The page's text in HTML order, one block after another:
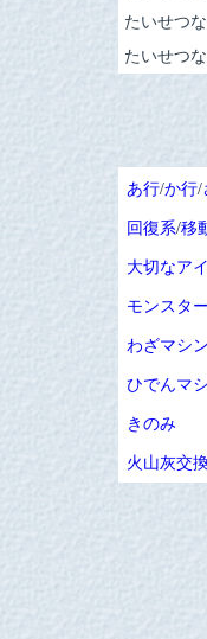
たいせつ
たいせつ
あ行/か行/
回復系/移
大切なア
モンスタ
わざマシン
ひでんマ
きのみ
火山灰交